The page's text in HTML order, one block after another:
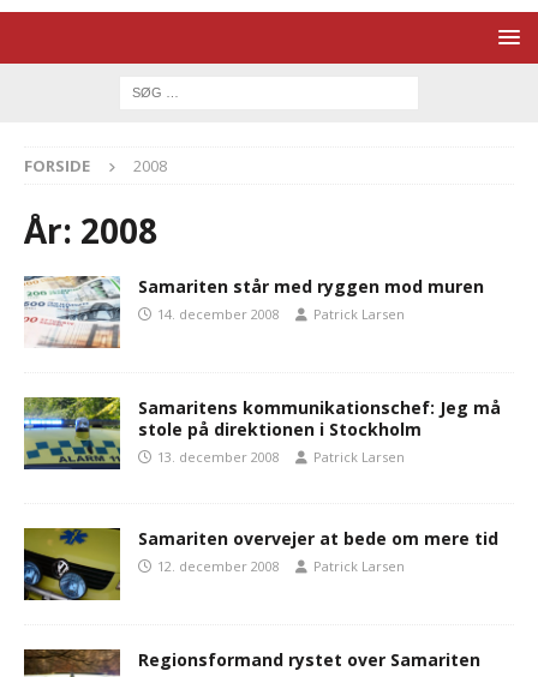
FORSIDE 2008
År: 2008
Samariten står med ryggen mod muren
14. december 2008 Patrick Larsen
Samaritens kommunikationschef: Jeg må
stole på direktionen i Stockholm
13. december 2008 Patrick Larsen
Samariten overvejer at bede om mere tid
12. december 2008 Patrick Larsen
Regionsformand rystet over Samariten